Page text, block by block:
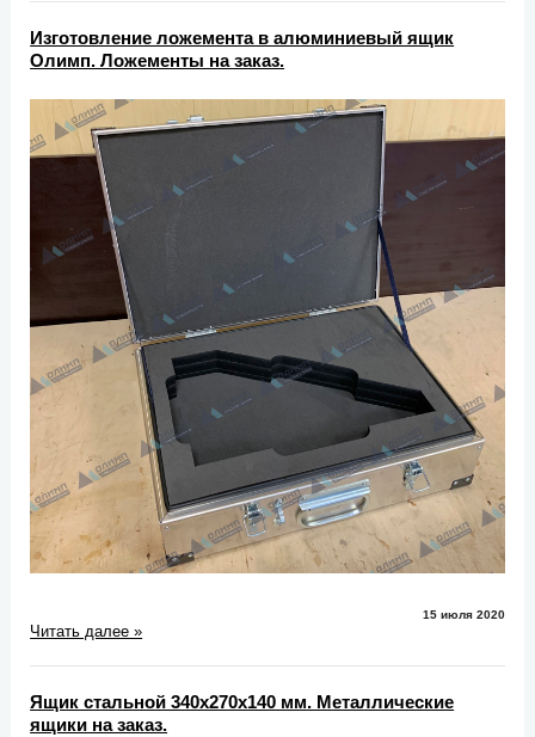
Изготовление ложемента в алюминиевый ящик
Олимп. Ложементы на заказ.
15 июля 2020
Читать далее »
Ящик стальной 340х270х140 мм. Металлические
ящики на заказ.